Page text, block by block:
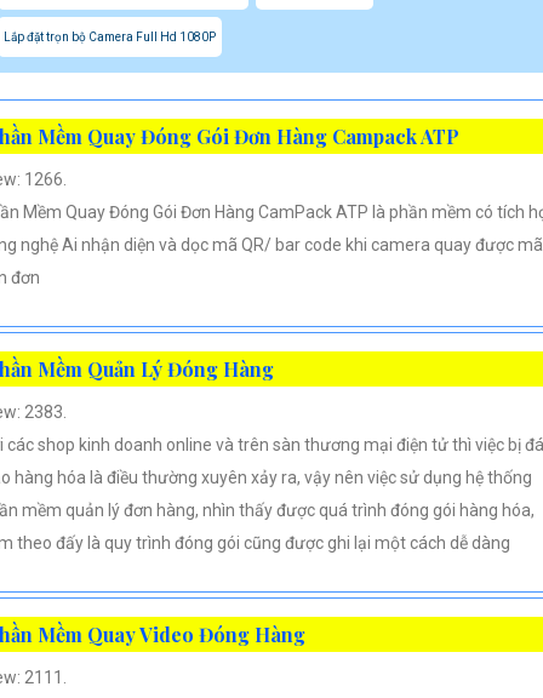
Lắp đặt trọn bộ Camera Full Hd 1080P
Mềm Quay Đóng Gói Đơn Hàng Campack ATP
1266.
Mềm Quay Đóng Gói Đơn Hàng CamPack ATP là phần mềm có tích
nghệ Ai nhận diện và dọc mã QR/ bar code khi camera quay được mã
đơn
Mềm Quản Lý Đóng Hàng
2383.
các shop kinh doanh online và trên sàn thương mại điện tử thì việc bị
hàng hóa là điều thường xuyên xảy ra, vậy nên việc sử dụng hệ thống
mềm quản lý đơn hàng, nhìn thấy được quá trình đóng gói hàng hóa,
theo đấy là quy trình đóng gói cũng được ghi lại một cách dễ dàng
Mềm Quay Video Đóng Hàng
2111.